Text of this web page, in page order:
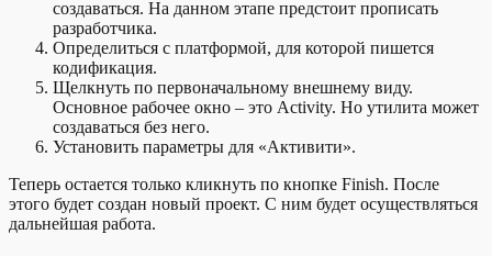
создаваться. На данном этапе предстоит прописать
разработчика.
Определиться с платформой, для которой пишется
кодификация.
Щелкнуть по первоначальному внешнему виду.
Основное рабочее окно – это Activity. Но утилита может
создаваться без него.
Установить параметры для «Активити».
Теперь остается только кликнуть по кнопке Finish. После
этого будет создан новый проект. С ним будет осуществляться
дальнейшая работа.